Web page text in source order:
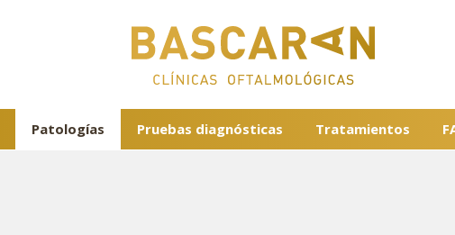
Patologías Pruebas diagnósticas Tratamientos